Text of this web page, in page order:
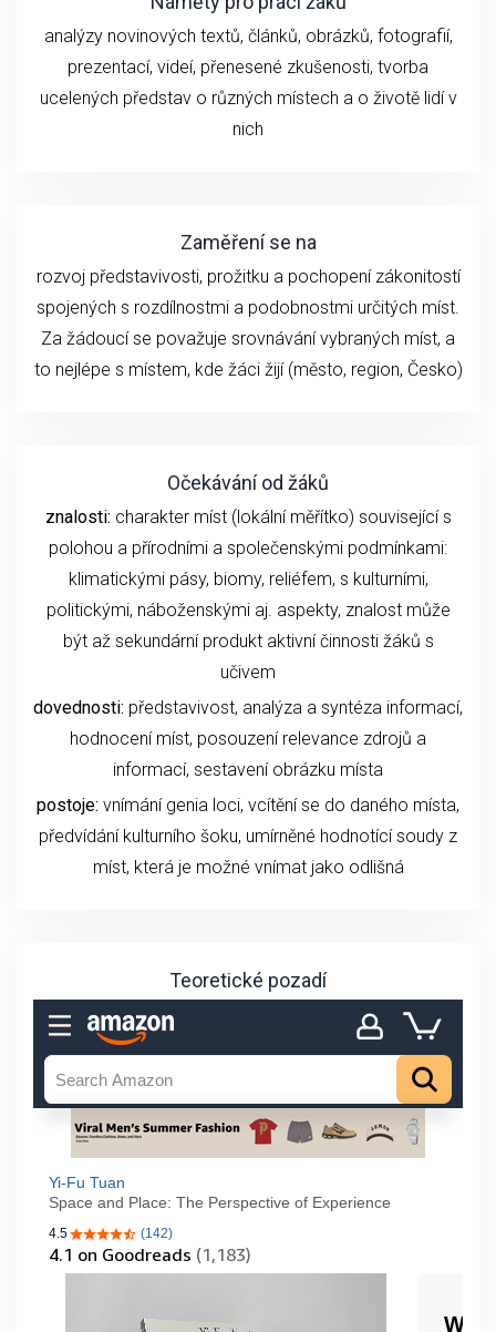
analýzy novinových textů, článků, obrázků, fotografií,
prezentací, videí, přenesené zkušenosti, tvorba
ucelených představ o různých místech a o životě lidí v
nich
Zaměření se na
rozvoj představivosti, prožitku a pochopení zákonitostí
spojených s rozdílnostmi a podobnostmi určitých míst.
Za žádoucí se považuje srovnávání vybraných míst, a
to nejlépe s místem, kde žáci žijí (město, region, Česko)
Očekávání od žáků
znalosti: charakter míst (lokální měřítko) související s
polohou a přírodními a společenskými podmínkami:
klimatickými pásy, biomy, reliéfem, s kulturními,
politickými, náboženskými aj. aspekty, znalost může
být až sekundární produkt aktivní činnosti žáků s
učivem
dovednosti: představivost, analýza a syntéza informací,
hodnocení míst, posouzení relevance zdrojů a
informací, sestavení obrázku místa
postoje: vnímání genia loci, vcítění se do daného místa,
předvídání kulturního šoku, umírněné hodnotící soudy z
míst, která je možné vnímat jako odlišná
Teoretické pozadí